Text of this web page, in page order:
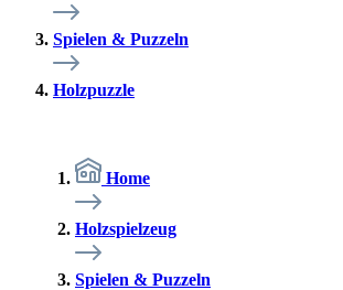
Spielen & Puzzeln
Holzpuzzle
Home
Holzspielzeug
Spielen & Puzzeln